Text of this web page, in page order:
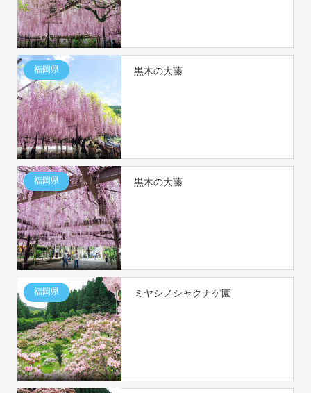
福岡県 黒木の大藤
福岡県 黒木の大藤
福岡県 ミヤシノシャクナゲ園